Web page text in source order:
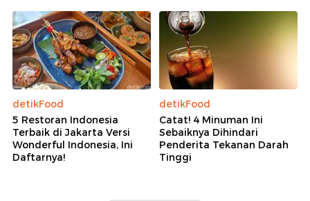
detikFood
5 Restoran Indonesia
Terbaik di Jakarta Versi
Wonderful Indonesia, Ini
Daftarnya!
detikFood
Catat! 4 Minuman Ini
Sebaiknya Dihindari
Penderita Tekanan Darah
Tinggi